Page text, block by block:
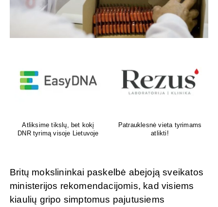
Venų ligų diagnostika,
lazerinis ir chirurginis
Psichoterapeutas
M.G.Maksimalietis
Britų mokslininkai paskelbė abejoją sveikatos
ministerijos rekomendacijomis, kad visiems
kiaulių gripo simptomus pajutusiems